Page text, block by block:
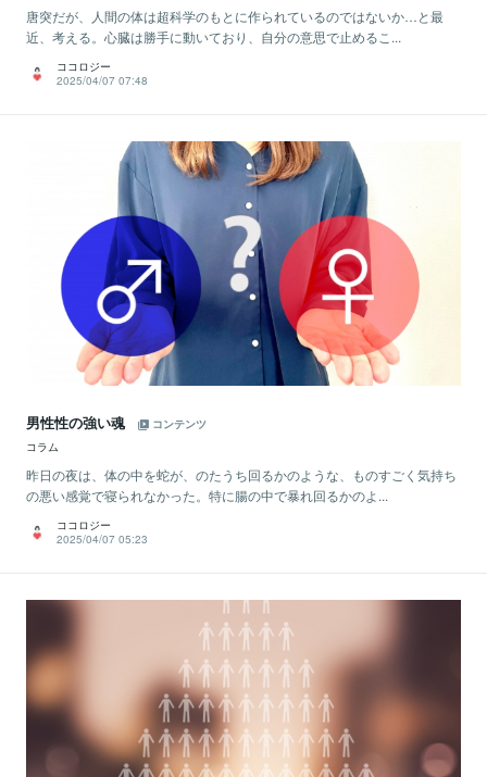
唐突だが、人間の体は超科学のもとに作られているのではないか…と最
近、考える。心臓は勝手に動いており、自分の意思で止めるこ...
ココロジー
2025/04/07 07:48
男性性の強い魂
コンテンツ
コラム
昨日の夜は、体の中を蛇が、のたうち回るかのような、ものすごく気持ち
の悪い感覚で寝られなかった。特に腸の中で暴れ回るかのよ...
ココロジー
2025/04/07 05:23